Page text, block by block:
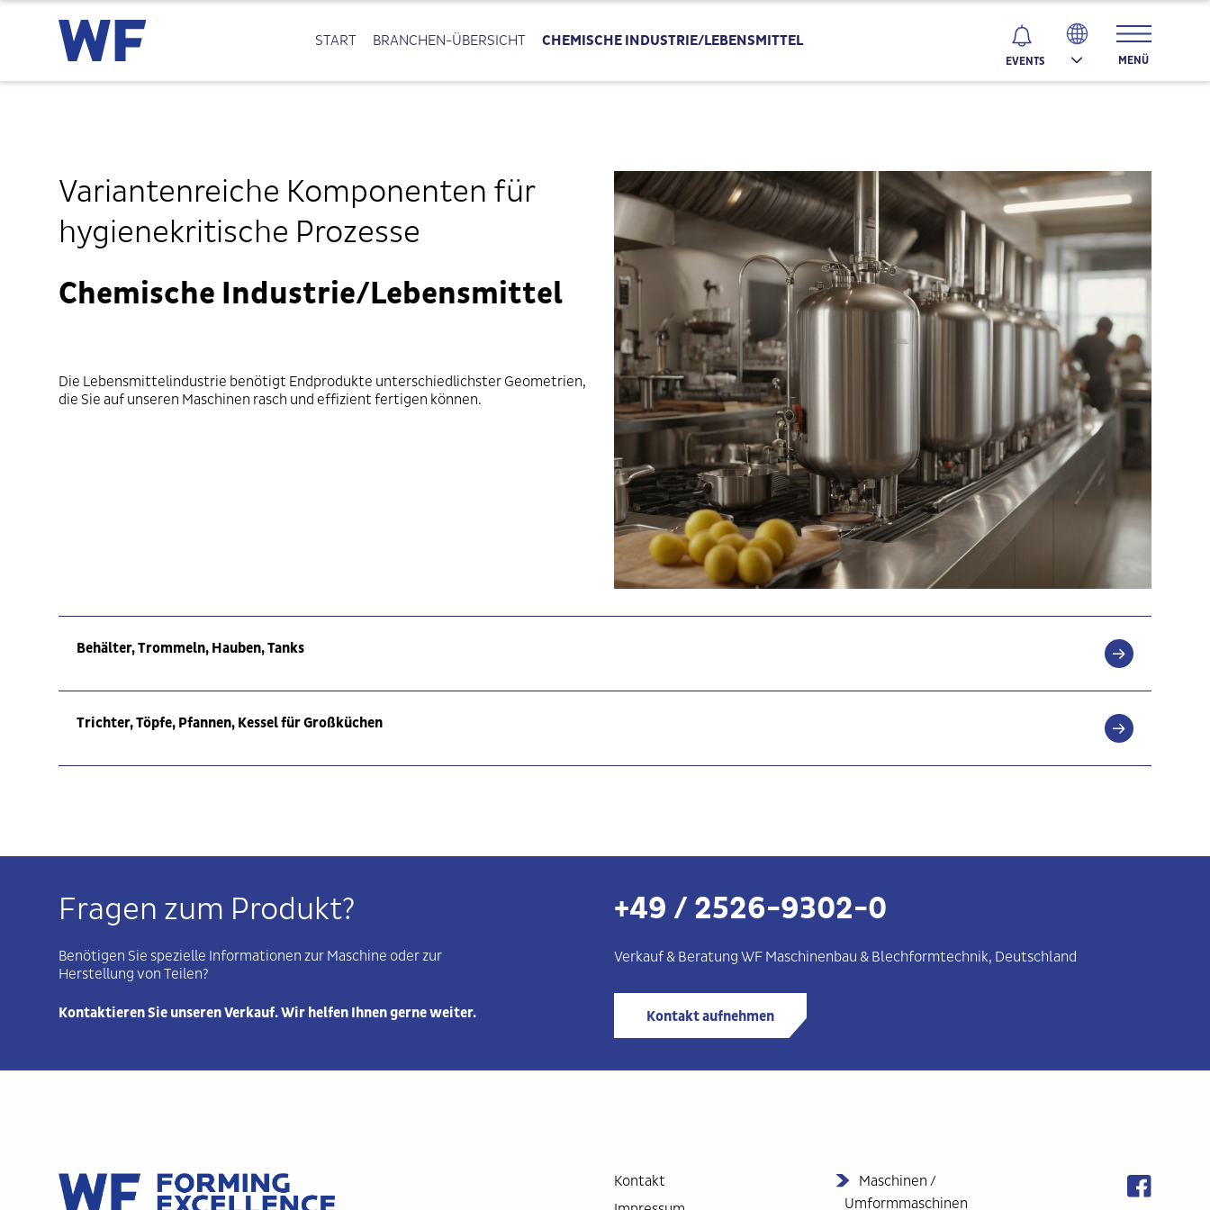
START BRANCHEN-ÜBERSICHT CHEMISCHE INDUSTRIE/LEBENSMITTEL
EVENTS MENÜ
Variantenreiche Komponenten für
hygienekritische Prozesse
Chemische Industrie/Lebensmittel
Die Lebensmittelindustrie benötigt Endprodukte unterschiedlichster Geometrien,
die Sie auf unseren Maschinen rasch und effizient fertigen können.
Behälter, Trommeln, Hauben, Tanks
Trichter, Töpfe, Pfannen, Kessel für Großküchen
Fragen zum Produkt?
Benötigen Sie spezielle Informationen zur Maschine oder zur
Herstellung von Teilen?
Kontaktieren Sie unseren Verkauf. Wir helfen Ihnen gerne weiter.
+49 / 2526-9302-0
Verkauf & Beratung WF Maschinenbau &Blechformtechnik, Deutschland
Kontakt aufnehmen
Kontakt
Maschinen /
Umformmaschinen